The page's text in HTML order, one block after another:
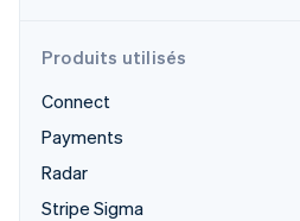
Produits utilisés
Connect
Payments
Radar
Stripe Sigma